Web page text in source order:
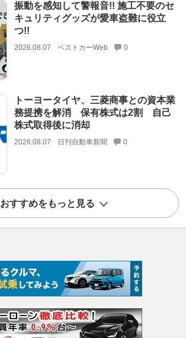
振動を感知して警報音!! 施工不要のセ
キュリティグッズが愛車盗難に役立
つ!!
2026.08.07 ベストカーWeb 0
トーヨータイヤ、三菱商事との資本業
務提携を解消 保有株式は2割 自己
株式取得後に消却
2026.08.07 日刊自動車新聞 0
おすすめをもっと見る